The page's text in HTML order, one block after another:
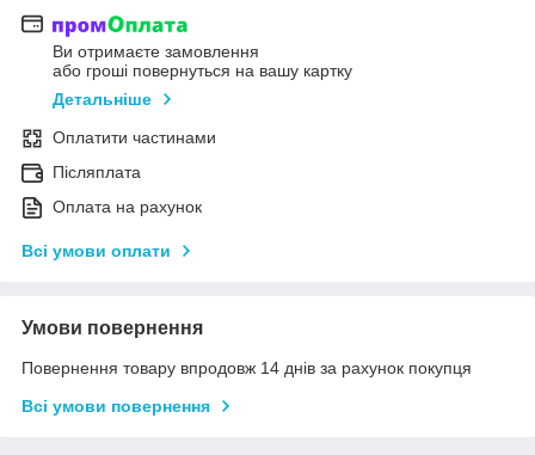
Ви отримаєте замовлення
або гроші повернуться на вашу картку
Детальніше
Оплатити частинами
Післяплата
Оплата на рахунок
Всі умови оплати
Умови повернення
Повернення товару впродовж 14 днів за рахунок покупця
Всі умови повернення